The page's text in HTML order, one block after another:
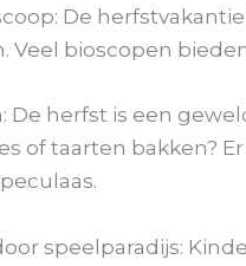
De
Veel bioscopen
De herfst is een
of taarten bakken?
speelparadijs: